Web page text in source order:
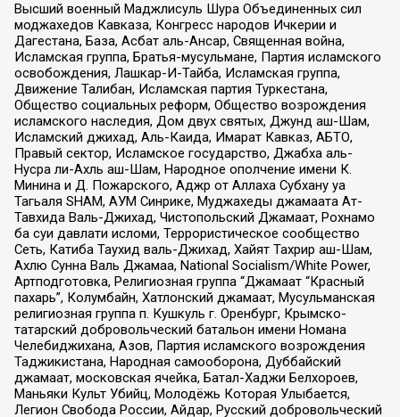
Высший военный Маджлисуль Шура Объединенных сил
моджахедов Кавказа, Конгресс народов Ичкерии и
Дагестана, База, Асбат аль-Ансар, Священная война,
Исламская группа, Братья-мусульмане, Партия исламского
освобождения, Лашкар-И-Тайба, Исламская группа,
Движение Талибан, Исламская партия Туркестана,
Общество социальных реформ, Общество возрождения
исламского наследия, Дом двух святых, Джунд аш-Шам,
Исламский джихад, Аль-Каида, Имарат Кавказ, АБТО,
Правый сектор, Исламское государство, Джабха аль-
Нусра ли-Ахль аш-Шам, Народное ополчение имени К.
Минина и Д. Пожарского, Аджр от Аллаха Субхану уа
Тагьаля SHAM, АУМ Синрике, Муджахеды джамаата Ат-
Тавхида Валь-Джихад, Чистопольский Джамаат, Рохнамо
ба суи давлати исломи, Террористическое сообщество
Сеть, Катиба Таухид валь-Джихад, Хайят Тахрир аш-Шам,
Ахлю Сунна Валь Джамаа, National Socialism/White Power,
Артподготовка, Религиозная группа “Джамаат “Красный
пахарь”, Колумбайн, Хатлонский джамаат, Мусульманская
религиозная группа п. Кушкуль г. Оренбург, Крымско-
татарский добровольческий батальон имени Номана
Челебиджихана, Азов, Партия исламского возрождения
Таджикистана, Народная самооборона, Дуббайский
джамаат, московская ячейка, Батал-Хаджи Белхороев,
Маньяки Культ Убийц, Молодёжь Которая Улыбается,
Легион Свобода России, Айдар, Русский добровольческий